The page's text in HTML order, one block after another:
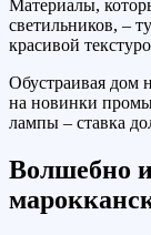
Материалы,
светильников, –
красивой
Обустраивая дом
на новинки
лампы – ставка
Волшебно